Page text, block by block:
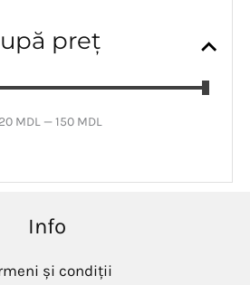
preț
m
m
20 MDL —150 MDL
Info
și condiții